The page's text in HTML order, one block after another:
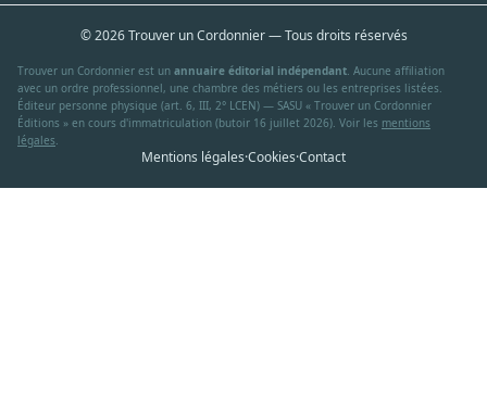
© 2026 Trouver un Cordonnier — Tous droits réservés
Trouver un Cordonnier est un annuaire éditorial indépendant. Aucune affiliation
avec un ordre professionnel, une chambre des métiers ou les entreprises listées.
Éditeur personne physique (art. 6, III, 2° LCEN) — SASU « Trouver un Cordonnier
Éditions » en cours d'immatriculation (butoir 16 juillet 2026). Voir les mentions
légales.
Mentions légales·Cookies·Contact